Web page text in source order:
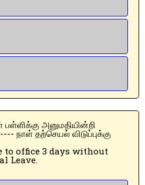
நாள் தற்செயல் விடுப்புக்கு
office 3 days without
Leave.